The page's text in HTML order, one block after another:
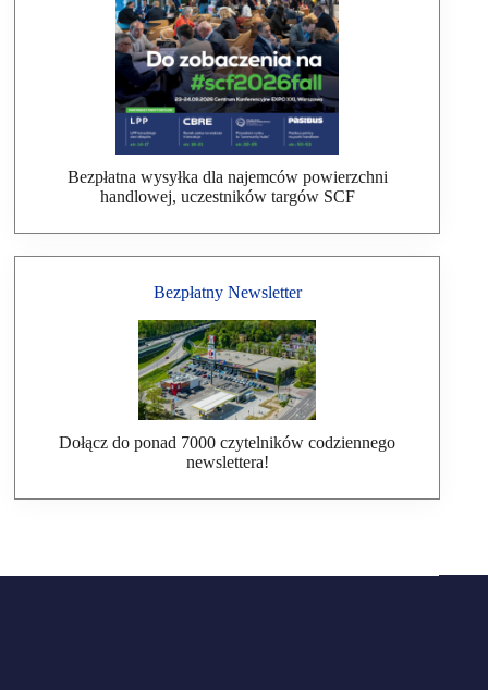
Bezpłatna wysyłka dla najemców powierzchni
handlowej, uczestników targów SCF
Bezpłatny Newsletter
Dołącz do ponad 7000 czytelników codziennego
newslettera!